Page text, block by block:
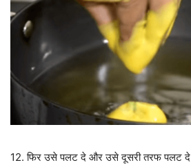
12. फिर उसे पलट दे और उसे दूसरी तरफ पलट दे |